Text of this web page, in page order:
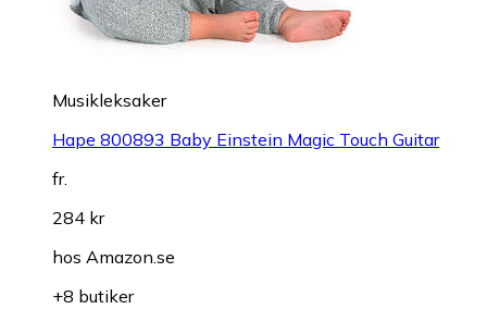
Musikleksaker
Hape 800893 Baby Einstein Magic Touch Guitar
fr.
284 kr
hos Amazon.se
+8 butiker